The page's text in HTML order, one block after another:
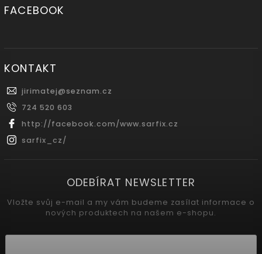
FACEBOOK
KONTAKT
jirimatej@seznam.cz
724 520 603
http://facebook.com/www.sarfix.cz
sarfix_cz/
ODEBÍRAT NEWSLETTER
Vložte svůj e-mail a my vám budeme zasílat informace o
nových produktech na našem e-shopu.